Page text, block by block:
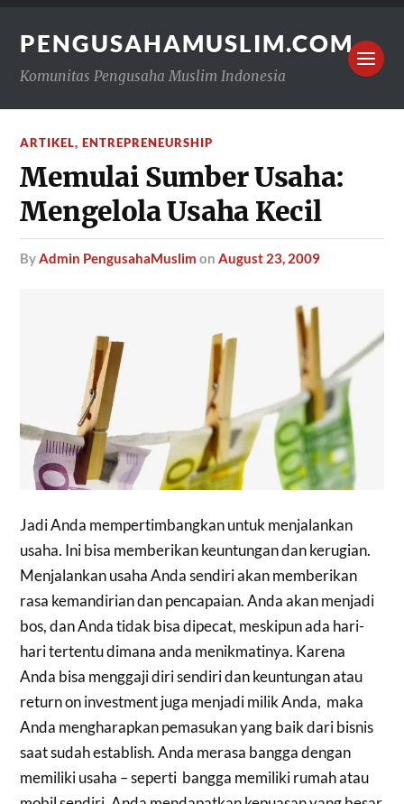
PENGUSAHAMUSLIM.COM
Komunitas Pengusaha Muslim Indonesia
ARTIKEL,ENTREPRENEURSHIP
Memulai Sumber Usaha:
Mengelola Usaha Kecil
byAdmin PengusahaMuslim onAugust 23, 2009
Jadi Anda mempertimbangkan untuk menjalankan
usaha. Ini bisa memberikan keuntungan dan kerugian.
Menjalankan usaha Anda sendiri akan memberikan
rasa kemandirian dan pencapaian. Anda akan menjadi
bos, dan Anda tidak bisa dipecat, meskipun ada hari-
hari tertentu dimana anda menikmatinya. Karena
Anda bisa menggaji diri sendiri dan keuntungan atau
return on investment juga menjadi milik Anda, maka
Anda mengharapkan pemasukan yang baik dari bisnis
saat sudah establish. Anda merasa bangga dengan
memiliki usaha – seperti bangga memiliki rumah atau